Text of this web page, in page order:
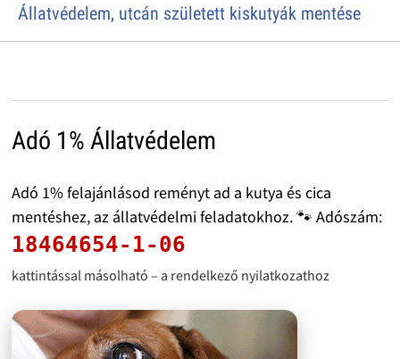
Állatvédelem, utcán született kiskutyák mentése
Adó 1% Állatvédelem
Adó 1% felajánlásod reményt ad a kutya és cica
mentéshez, az állatvédelmi feladatokhoz. 🐾 Adószám:
18464654-1-06
kattintással másolható – a rendelkező nyilatkozathoz